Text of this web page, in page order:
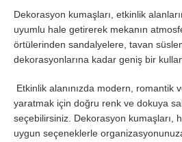
Dekorasyon kumaşları, etkinlik
uyumlu hale getirerek mekanın
örtülerinden sandalyelere, tavan
dekorasyonlarına kadar geniş bir
Etkinlik alanınızda modern, romantik
yaratmak için doğru renk ve dokuya
seçebilirsiniz. Dekorasyon kumaşları,
uygun seçeneklerle